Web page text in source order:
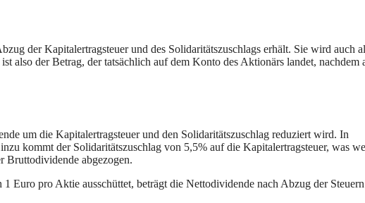
der Kapitalertragsteuer und des Solidaritätszuschlags erhält. Sie wird auch
also der Betrag, der tatsächlich auf dem Konto des Aktionärs landet, nachdem
um die Kapitalertragsteuer und den Solidaritätszuschlag reduziert wird. In
kommt der Solidaritätszuschlag von 5,5% auf die Kapitalertragsteuer, was
Bruttodividende abgezogen.
Euro pro Aktie ausschüttet, beträgt die Nettodividende nach Abzug der